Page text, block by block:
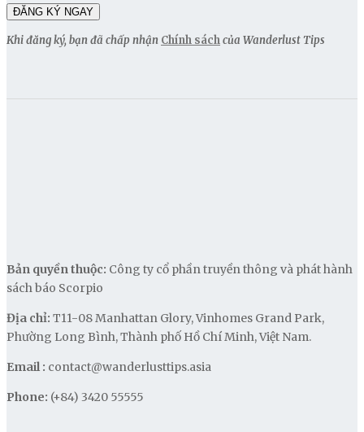
Khi đăng ký, bạn đã chấp nhận Chính sáchcủa Wanderlust Tips
Bản quyền thuộc: Công ty cổ phần truyền thông và phát hành
sách báo Scorpio
Địa chỉ: T11-08 Manhattan Glory, Vinhomes Grand Park,
Phường Long Bình, Thành phố Hồ Chí Minh, Việt Nam.
Email : contact@wanderlusttips.asia
Phone: (+84) 3420 55555